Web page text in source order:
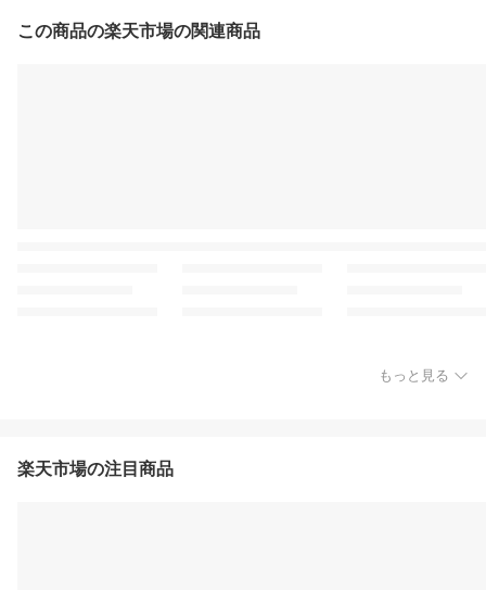
この商品の楽天市場の関連商品
もっと見る
楽天市場の注目商品